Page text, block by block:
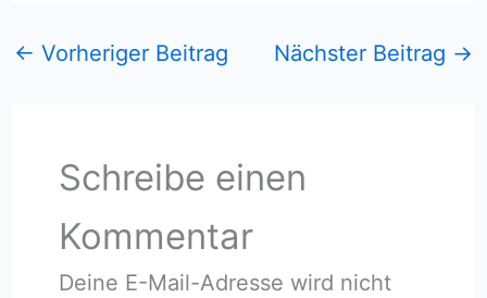
← Vorheriger Beitrag Nächster Beitrag →
Schreibe einen
Kommentar
Deine E-Mail-Adresse wird nicht